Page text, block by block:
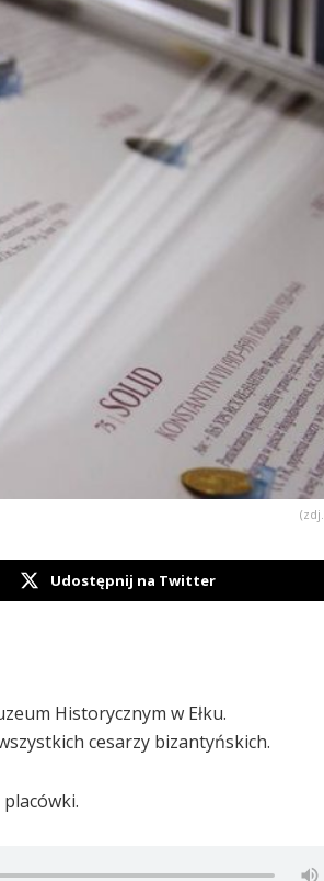
Udostępnij na Twitter
Historycznym w Ełku.
cesarzy bizantyńskich.